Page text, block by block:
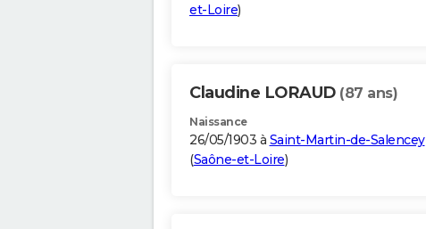
et-Loire)
Claudine LORAUD (87 ans)
Naissance
26/05/1903 à Saint-Martin-de-Salencey
(Saône-et-Loire)